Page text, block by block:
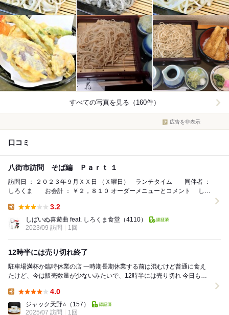
すべての写真を見る（160件）
広告を非表示
口コミ
八街市訪問 そば編 Ｐａｒｔ １
訪問日 ： ２０２３年９月ＸＸ日 （Ｘ曜日） ランチタイム 同伴者 ：
しろくま お会計 ： ￥２，８１０ オーダーメニューとコメント しば
3.2
しばいぬ喜遊曲 feat. しろくま食堂 （4110）
2023/09 訪問
1回
12時半には売り切れ終了
駐車場満杯か臨時休業の店 一時期長期休業する前は混むけど普通に食え
たけど、今は販売数量が少ないみたいで、12時半には売り切れ 今日も１
4.0
ジャック天野⭐️ （157）
2025/07 訪問
1回